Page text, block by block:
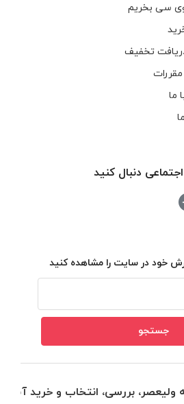
وی سی بخریم
تخفیف
ما
دنبال کنید
خود در سایت را مشاهده کنید
ولیعصر، بررسی، انتخاب و خرید